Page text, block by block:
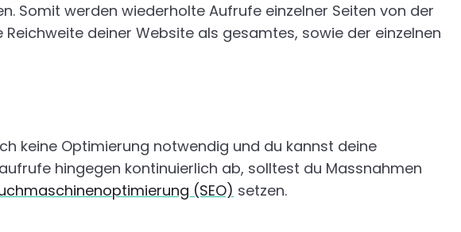
Somit werden wiederholte Aufrufe einzelner Seiten von der
deiner Website als gesamtes, sowie der einzelnen
keine Optimierung notwendig und du kannst deine
hingegen kontinuierlich ab, solltest du Massnahmen
(SEO) setzen.